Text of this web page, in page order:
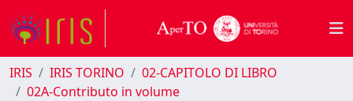
IRIS IRIS TORINO
02-CAPITOLO DI LIBRO
02A-Contributo in volume